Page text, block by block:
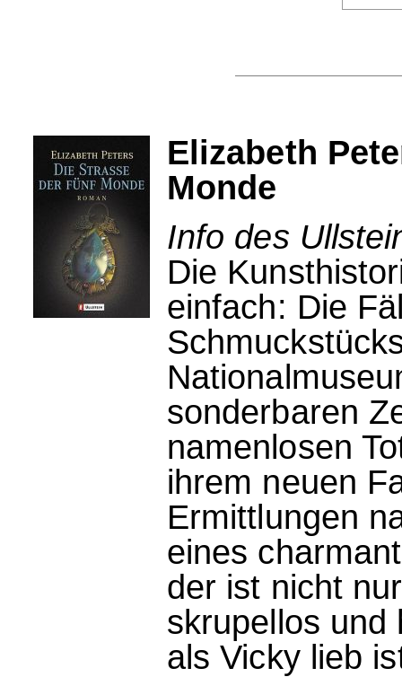
Elizabeth
Monde
Info des
Die
einfach: Die
sonderbaren
namenlosen
ihrem neuen
Ermittlungen
eines
der ist nicht
skrupellos und
als Vicky lieb